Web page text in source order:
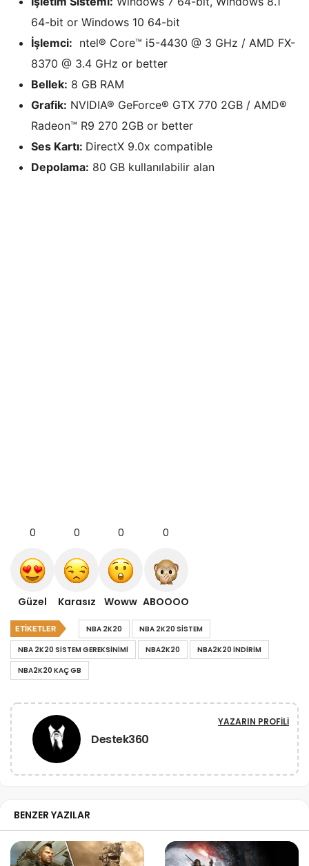
64-bit or Windows 10 64-bit
İşlemci: ntel® Core™ i5-4430 @ 3 GHz / AMD FX-
8370 @ 3.4 GHz or better
Bellek: 8 GB RAM
Grafik: NVIDIA® GeForce® GTX 770 2GB / AMD®
Radeon™ R9 270 2GB or better
Ses Kartı: DirectX 9.0x compatible
Depolama: 80 GB kullanılabilir alan
0
Güzel
0
Karasız
0
Woww
0
ABOOOO
ETIKETLER NBA 2K20
NBA 2K20 SISTEM
NBA 2K20 SISTEM GEREKSINIMI
NBA2K20
NBA2K20 INDIRIM
NBA2K20 KAÇ GB
Destek360
YAZARIN PROFILI
BENZER YAZILAR